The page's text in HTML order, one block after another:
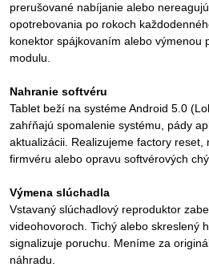
prerušované nabíjanie alebo
opotrebovania po rokoch
konektor spájkovaním alebo výmenou
modulu.
Nahranie softvéru
Tablet beží na systéme Android 5.0
zahŕňajú spomalenie systému, pády
aktualizácii. Realizujeme factory reset,
firmvéru alebo opravu softvérových
Výmena slúchadla
Vstavaný slúchadlový reproduktor
videohovoroch. Tichý alebo skreslený
signalizuje poruchu. Meníme za
náhradu.